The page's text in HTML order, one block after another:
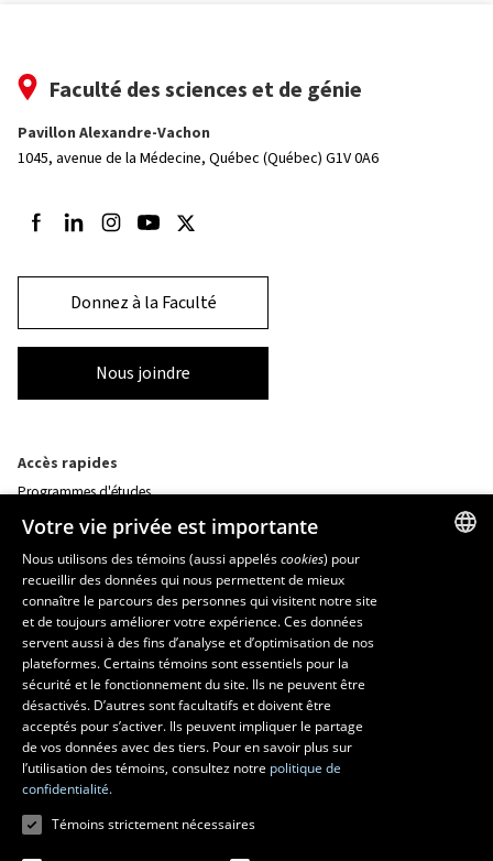
Faculté des sciences et de génie
Pavillon Alexandre-Vachon
1045, avenue de la Médecine, Québec (Québec) G1V 0A6
Suivez-nous sur Facebook
Suivez-nous sur LinkedIn
Suivez-nous sur Instagram
Suivez-nous sur Youtube
Suivez-nous sur Twitter
Donnez à la Faculté
Nous joindre
Accès rapides
Programmes d'études
Nos départements et école
Foire aux questions
Ressources
monPortail
MESURES D'URGENCE
Composer le418 656-5555
Votre vie privée est importante
Nous utilisons des témoins (aussi appeléscookies) pour
recueillir des données qui nous permettent de mieux
connaître le parcours des personnes qui visitent notre site
et de toujours améliorer votre expérience. Ces données
servent aussi à des fins d’analyse et d’optimisation de nos
plateformes. Certains témoins sont essentiels pour la
sécurité et le fonctionnement du site. Ils ne peuvent être
désactivés. D’autres sont facultatifs et doivent être
acceptés pour s’activer. Ils peuvent impliquer le partage
de vos données avec des tiers. Pour en savoir plus sur
l’utilisation des témoins, consultez notre politique de
confidentialité.
Témoins strictement nécessaires